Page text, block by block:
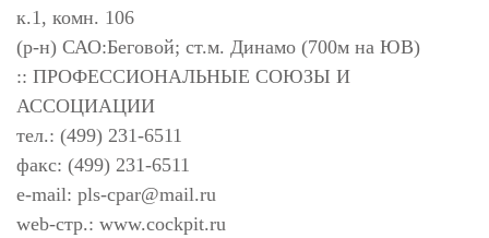
к.1, комн. 106
(р-н) САО:Беговой; ст.м. Динамо (700м на ЮВ)
:: ПРОФЕССИОНАЛЬНЫЕ СОЮЗЫ И
АССОЦИАЦИИ
тел.: (499) 231-6511
факс: (499) 231-6511
e-mail: pls-cpar@mail.ru
web-стр.: www.cockpit.ru